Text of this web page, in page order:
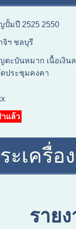
ปั้มปี 2525 2550
จิฯ ชลบุรี
ตะบันหมาก เนื้อเงิ
ประชุมคงคา
าแล้ว
ะเครื่อ
ราย